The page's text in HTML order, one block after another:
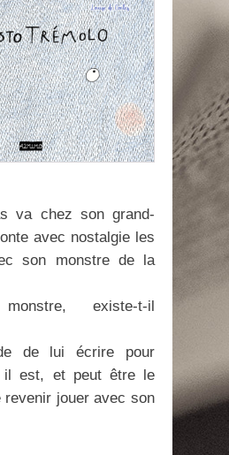
va chez son grand-
avec nostalgie les
son monstre de la
existe-t-il
de lui écrire pour
il est, et peut être le
revenir jouer avec son